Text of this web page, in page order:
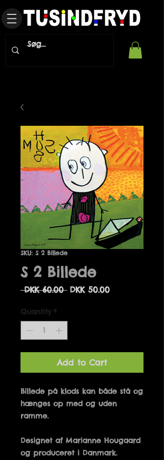
SKU: S 2 Billede
S 2 Billede
DKK 60.00 Regular
DKK 50.00Sale
Quantity *
Add to Cart
Billede på klods kan både stå og
hænges op med og uden
Designet af Marianne Hougaard